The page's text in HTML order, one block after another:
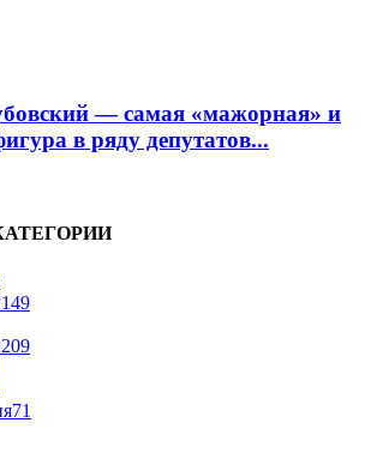
— самая «мажорная» и
в ряду депутатов...
209
71